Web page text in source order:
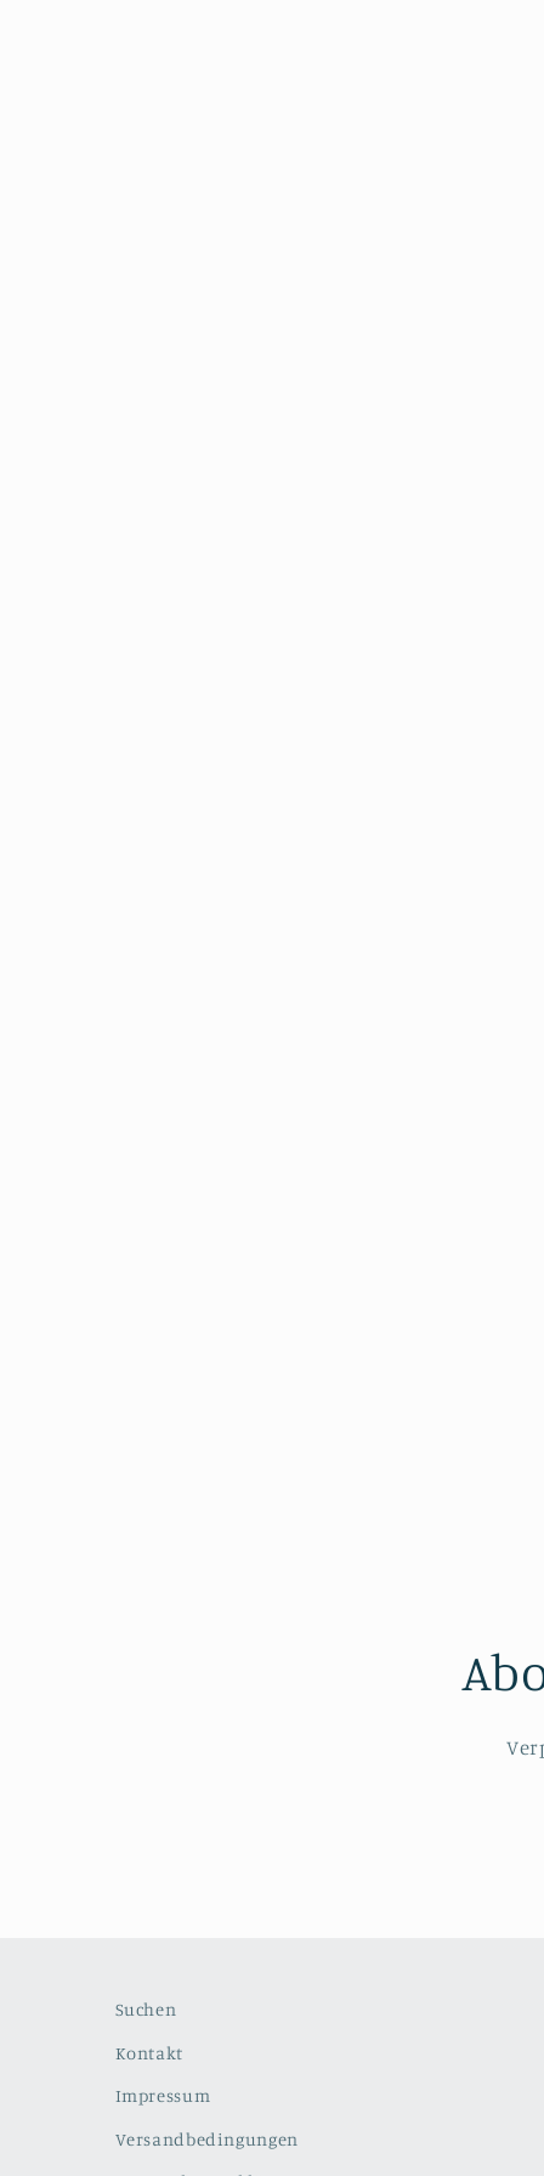
Suchen
Kontakt
Impressum
Versandbedingungen